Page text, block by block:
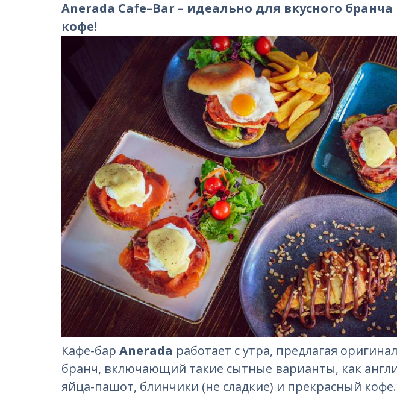
Anerada Cafe–Bar – идеально для вкусного
кофе!
Кафе-бар Anerada работает с утра, предлагая
бранч, включающий такие сытные варианты, как
яйца-пашот, блинчики (не сладкие) и прекрасный кофе.